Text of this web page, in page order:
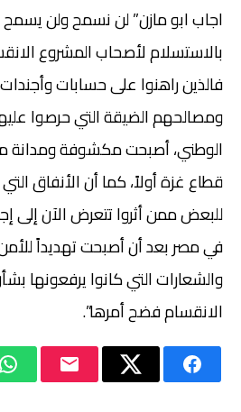
اجاب ابو مازن” لن نسمح ولن
بالاستسلام لأصحاب المشروع
فالذين راهنوا على حسابات
ومصالحهم الضيقة التي حرصوا
الوطني، أصبحت مكشوفة ومدانة
قطاع غزة أولاً، كما أن الأنفاق
للبعض ممن أثروا تتعرض الآن إلى
في مصر بعد أن أصبحت تهديداً
والشعارات التي كانوا يرفعونها
الانقسام فضح أمرها”.